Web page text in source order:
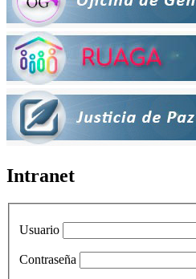
Intranet
Usuario
Contraseña